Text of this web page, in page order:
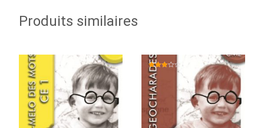
Produits similaires
Note
3.00
sur 5